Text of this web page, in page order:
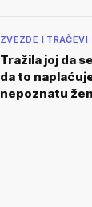
ZVEZDE I TRAČEVI
Tražila joj da
da to
nepoznatu